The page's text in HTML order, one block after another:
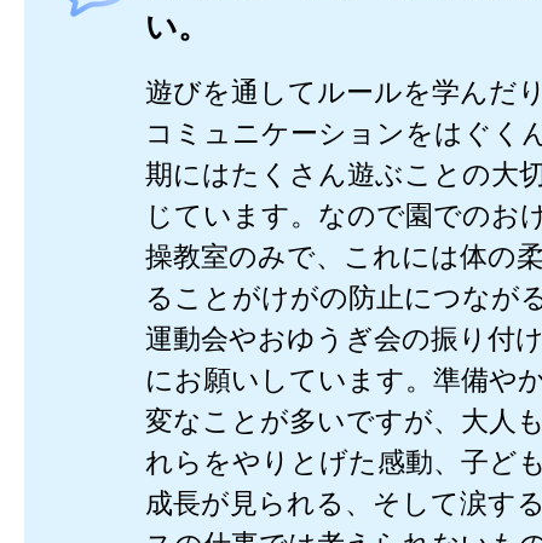
い。
遊びを通してルールを学んだ
コミュニケーションをはぐく
期にはたくさん遊ぶことの大
じています。なので園でのお
操教室のみで、これには体の
ることがけがの防止につなが
運動会やおゆうぎ会の振り付
にお願いしています。準備や
変なことが多いですが、大人
れらをやりとげた感動、子ど
成長が見られる、そして涙す